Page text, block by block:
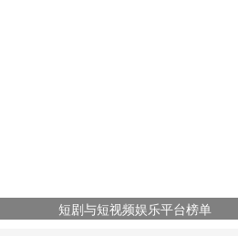
短剧与短视频娱乐平台榜单